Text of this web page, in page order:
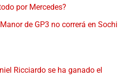
por Mercedes?
de GP3 no correrá en Sochi
Ricciardo se ha ganado el